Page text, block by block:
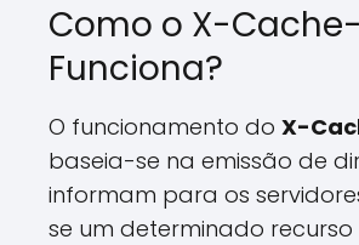
Como o X-
Funciona?
O funcionamento do X-
baseia-se na emissão de
informam para os
se um determinado